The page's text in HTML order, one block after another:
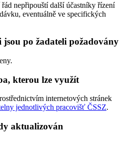
nepřipouští další účastníky řízení
eventuálně ve specifických
jsou po žadateli požadovány
kterou lze využít
internetových stránek
jednotlivých pracovišť ČSSZ.
aktualizován